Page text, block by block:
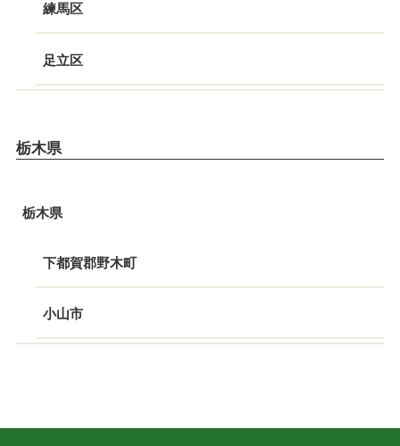
練馬区
足立区
栃木県
栃木県
下都賀郡野木町
小山市